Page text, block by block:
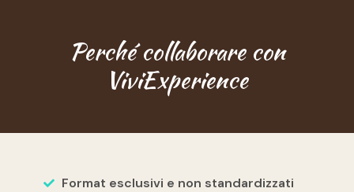
Format esclusivi e non standardizzati
Perché collaborare con
ViviExperience